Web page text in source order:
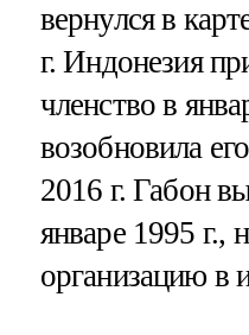
вернулся в
г. Индонезия
членство в
возобновила
2016 г. Габон
январе 1995 г.,
организацию в